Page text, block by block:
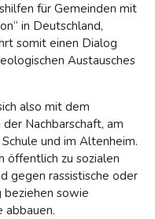
für Gemeinden mit
in Deutschland,
somit einen Dialog
Austausches
also mit dem
Nachbarschaft, am
und im Altenheim.
öffentlich zu sozialen
gegen rassistische oder
sowie
abbauen.